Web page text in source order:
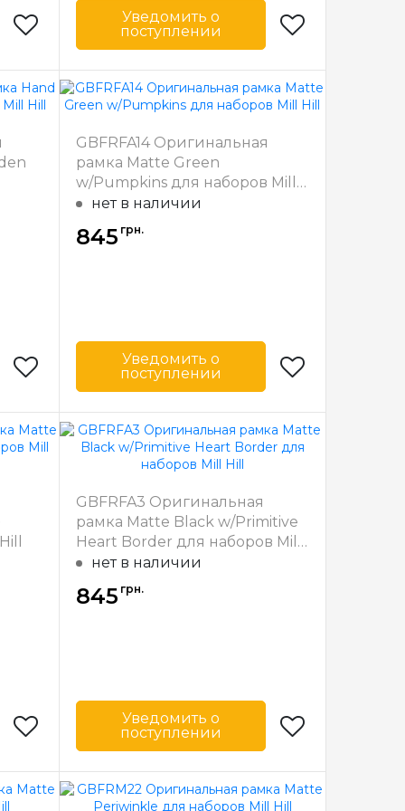
Hill
США
Уведомить о
поступлении
Бренд
Mill Hill
Страна-
производитель
США
Ширина багета
в мм
Материал
багета
Дерево
Hill
США
GBFRFA14 Оригинальная
рамка Matte Green
w/Pumpkins для наборов Mill
Hillнет в наличии
845 грн.
Уведомить о
поступлении
Бренд
Mill Hill
Страна-
производитель
США
в мм
Материал
багета
Дерево
Hill
США
GBFRFA3 Оригинальная
рамка Matte Black w/Primitive
Heart Border для наборов Mill
Hillнет в наличии
845 грн.
Уведомить о
поступлении
Бренд
Mill Hill
Страна-
США